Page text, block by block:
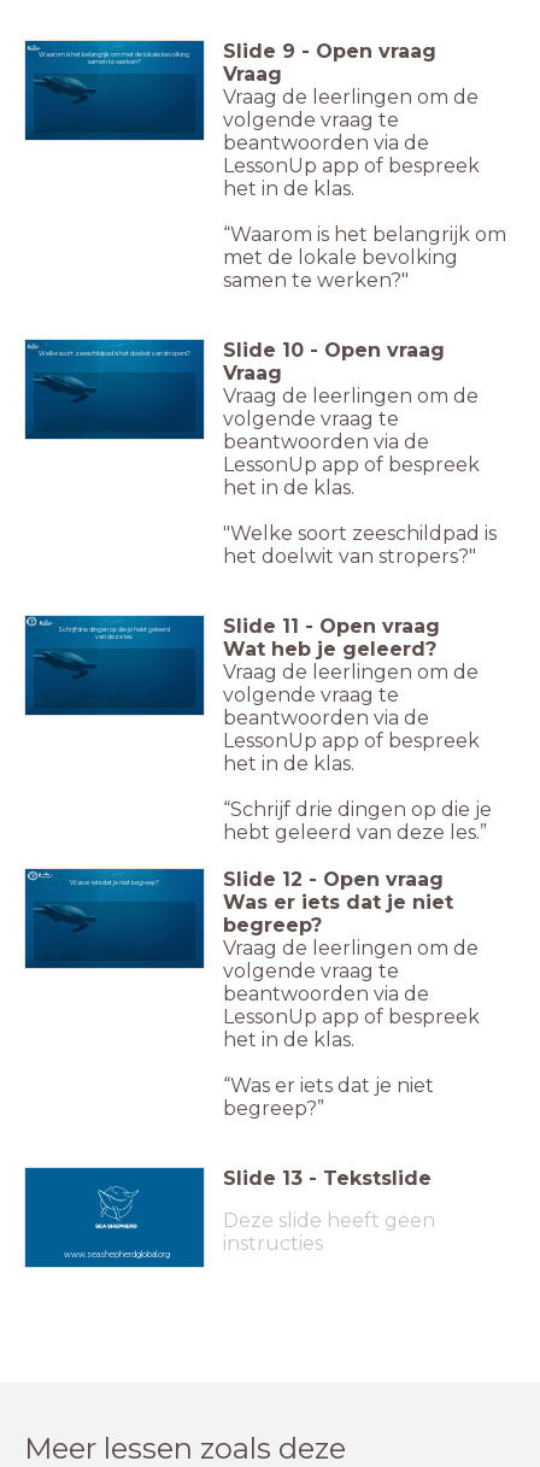
Waarom is het belangrijk om met de lokale bevolking
samen te werken?
Slide 9 - Open vraag
Vraag
Vraag de leerlingen om de
volgende vraag te
beantwoorden via de
LessonUp app of bespreek
het in de klas.
“Waarom is het belangrijk om
met de lokale bevolking
samen te werken?"
Welke soort zeeschildpad is het doelwit van stropers? Slide 10 - Open vraag
Vraag
Vraag de leerlingen om de
volgende vraag te
beantwoorden via de
LessonUp app of bespreek
het in de klas.
"Welke soort zeeschildpad is
het doelwit van stropers?"
Schrijf drie dingen op die je hebt geleerd
van deze les.
Slide 11 - Open vraag
Wat heb je geleerd?
Vraag de leerlingen om de
volgende vraag te
beantwoorden via de
LessonUp app of bespreek
het in de klas.
“Schrijf drie dingen op die je
hebt geleerd van deze les.”
Was er iets dat je niet begreep? Slide 12 - Open vraag
Was er iets dat je niet
begreep?
Vraag de leerlingen om de
volgende vraag te
beantwoorden via de
LessonUp app of bespreek
het in de klas.
“Was er iets dat je niet
begreep?”
www.seashepherdglobal.org
Slide 13 - Tekstslide
Deze slide heeft geen
instructies
Meer lessen zoals deze